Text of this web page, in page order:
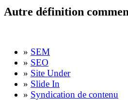
Autre définition
» SEM
» SEO
» Site Under
» Slide In
» Syndication de contenu